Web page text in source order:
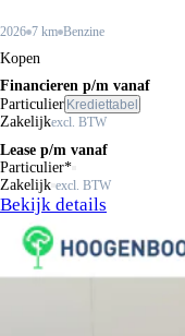
2026 7 km Benzine
Kopen
Financieren p/m vanaf
Particulier Krediettabel
Zakelijkexcl. BTW
Lease p/m vanaf
Particulier*
Zakelijk excl. BTW
Bekijk details